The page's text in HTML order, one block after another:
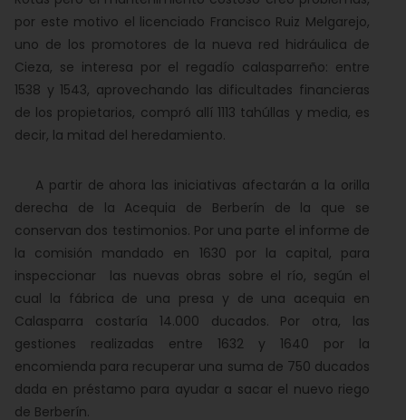
por este motivo el licenciado Francisco Ruiz Melgarejo,
uno de los promotores de la nueva red hidráulica de
Cieza, se interesa por el regadío calasparreño: entre
1538 y 1543, aprovechando las dificultades financieras
de los propietarios, compró allí 1113 tahúllas y media, es
decir, la mitad del heredamiento.
A partir de ahora las iniciativas afectarán a la orilla
derecha de la Acequia de Berberín de la que se
conservan dos testimonios. Por una parte el informe de
la comisión mandado en 1630 por la capital, para
inspeccionar las nuevas obras sobre el río, según el
cual la fábrica de una presa y de una acequia en
Calasparra costaría 14.000 ducados. Por otra, las
gestiones realizadas entre 1632 y 1640 por la
encomienda para recuperar una suma de 750 ducados
dada en préstamo para ayudar a sacar el nuevo riego
de Berberín.